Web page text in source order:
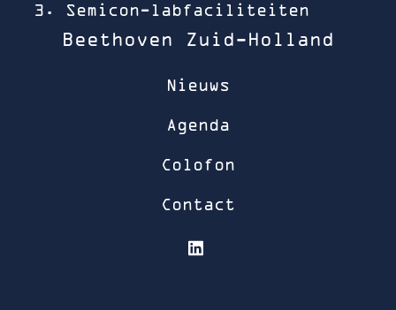
3. Semicon-labfaciliteiten
Beethoven Zuid-Holland
Nieuws
Agenda
Colofon
Contact